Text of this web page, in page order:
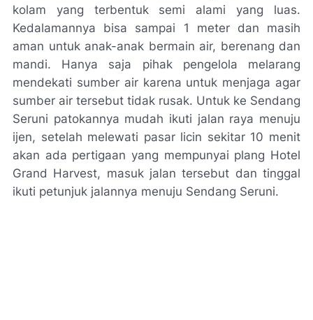
kolam yang terbentuk semi alami yang luas.
Kedalamannya bisa sampai 1 meter dan masih
aman untuk anak-anak bermain air, berenang dan
mandi. Hanya saja pihak pengelola melarang
mendekati sumber air karena untuk menjaga agar
sumber air tersebut tidak rusak. Untuk ke Sendang
Seruni patokannya mudah ikuti jalan raya menuju
ijen, setelah melewati pasar licin sekitar 10 menit
akan ada pertigaan yang mempunyai plang Hotel
Grand Harvest, masuk jalan tersebut dan tinggal
ikuti petunjuk jalannya menuju Sendang Seruni.